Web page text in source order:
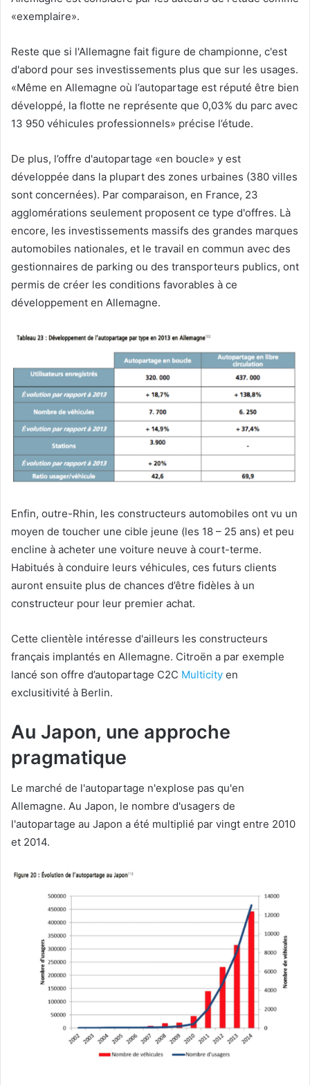
«exemplaire».
Reste que si l'Allemagne fait figure de championne, c'est
d'abord pour ses investissements plus que sur les usages.
«Même en Allemagne où l’autopartage est réputé être bien
développé, la flotte ne représente que 0,03% du parc avec
13 950 véhicules professionnels» précise l’étude.
De plus, l’offre d'autopartage «en boucle» y est
développée dans la plupart des zones urbaines (380 villes
sont concernées). Par comparaison, en France, 23
agglomérations seulement proposent ce type d'offres. Là
encore, les investissements massifs des grandes marques
automobiles nationales, et le travail en commun avec des
gestionnaires de parking ou des transporteurs publics, ont
permis de créer les conditions favorables à ce
développement en Allemagne.
Enfin, outre-Rhin, les constructeurs automobiles ont vu un
moyen de toucher une cible jeune (les 18 – 25 ans) et peu
encline à acheter une voiture neuve à court-terme.
Habitués à conduire leurs véhicules, ces futurs clients
auront ensuite plus de chances d’être fidèles à un
constructeur pour leur premier achat.
Cette clientèle intéresse d'ailleurs les constructeurs
français implantés en Allemagne. Citroën a par exemple
lancé son offre d’autopartage C2C Multicity en
exclusitivité à Berlin.
Au Japon, une approche
pragmatique
Le marché de l'autopartage n'explose pas qu'en
Allemagne. Au Japon, le nombre d'usagers de
l'autopartage au Japon a été multiplié par vingt entre 2010
et 2014.